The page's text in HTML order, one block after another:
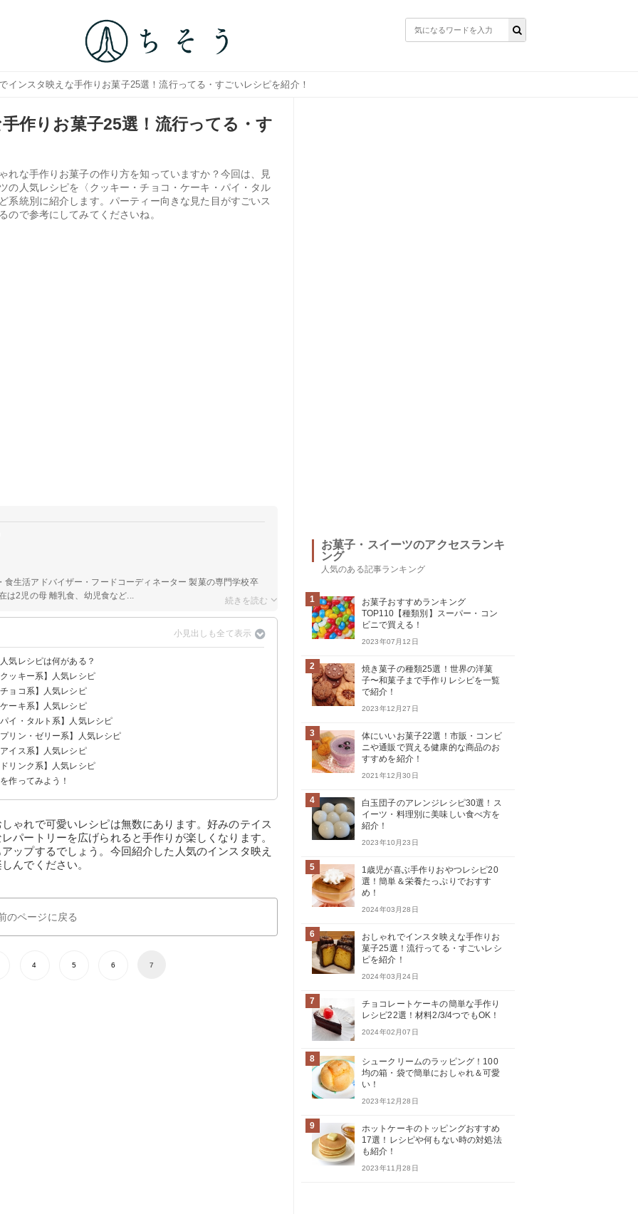
インスタ映えな手作りお菓子25選！流行ってる・すごいレシピを紹介！
作りお菓子25選！流行ってる・す
れな手作りお菓子の作り方を知っていますか？今回は、見
の人気レシピを〈クッキー・チョコ・ケーキ・パイ・タル
系統別に紹介します。パーティー向きな見た目がすごいス
ので参考にしてみてくださいね。
生活アドバイザー・フードコーディネーター 製菓の専門学校卒
は2児の母 離乳食、幼児食など...
気レシピは何がある？
ッキー系】人気レシピ
ョコ系】人気レシピ
ーキ系】人気レシピ
イ・タルト系】人気レシピ
リン・ゼリー系】人気レシピ
イス系】人気レシピ
リンク系】人気レシピ
作ってみよう！
ゃれで可愛いレシピは無数にあります。好みのテイス
パートリーを広げられると手作りが楽しくなります。
ップするでしょう。今回紹介した人気のインスタ映え
んでください。
のページに戻る
4 5 6 7
お菓子・スイーツのアクセスランキ
ング
人気のある記事ランキング
1
お菓子おすすめランキング
TOP110【種類別】スーパー・コン
ビニで買える！
2023年07月12日
2
焼き菓子の種類25選！世界の洋菓
子〜和菓子まで手作りレシピを一覧
で紹介！
2023年12月27日
3
体にいいお菓子22選！市販・コンビ
ニや通販で買える健康的な商品のお
すすめを紹介！
2021年12月30日
4
白玉団子のアレンジレシピ30選！ス
イーツ・料理別に美味しい食べ方を
紹介！
2023年10月23日
5
1歳児が喜ぶ手作りおやつレシピ20
選！簡単＆栄養たっぷりでおすす
め！
2024年03月28日
6
おしゃれでインスタ映えな手作りお
菓子25選！流行ってる・すごいレシ
ピを紹介！
2024年03月24日
7
チョコレートケーキの簡単な手作り
レシピ22選！材料2/3/4つでもOK！
2024年02月07日
8
シュークリームのラッピング！100
均の箱・袋で簡単におしゃれ＆可愛
い！
2023年12月28日
9
ホットケーキのトッピングおすすめ
17選！レシピや何もない時の対処法
も紹介！
2023年11月28日